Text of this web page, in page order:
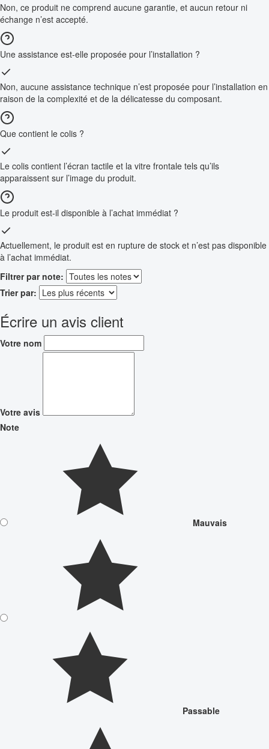
Non, ce produit ne comprend aucune garantie, et aucun retour ni
échange n’est accepté.
Une assistance est-elle proposée pour l’installation ?
Non, aucune assistance technique n’est proposée pour l’installation en
raison de la complexité et de la délicatesse du composant.
Que contient le colis ?
Le colis contient l’écran tactile et la vitre frontale tels qu’ils
apparaissent sur l’image du produit.
Le produit est-il disponible à l’achat immédiat ?
Actuellement, le produit est en rupture de stock et n’est pas disponible
à l’achat immédiat.
Filtrer par note:
Trier par:
Écrire un avis client
Votre nom
Votre avis
Note
Mauvais
Passable